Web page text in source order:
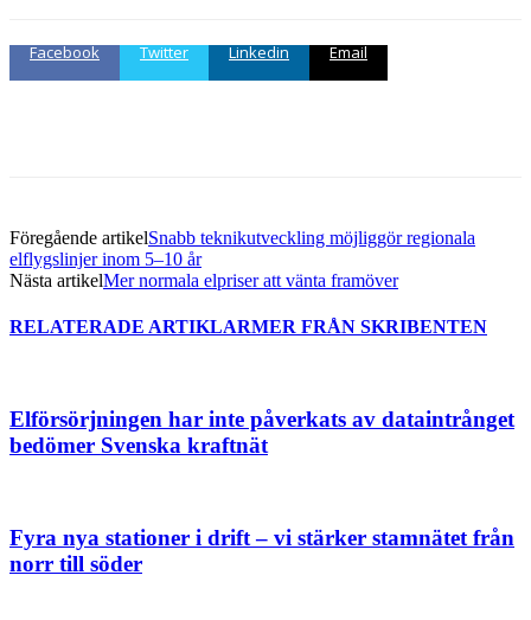
Facebook Twitter Linkedin Email
Föregående artikelSnabb teknikutveckling möjliggör regionala
elflygslinjer inom 5–10 år
Nästa artikelMer normala elpriser att vänta framöver
RELATERADE ARTIKLARMER FRÅN SKRIBENTEN
Elförsörjningen har inte påverkats av dataintrånget
bedömer Svenska kraftnät
Fyra nya stationer i drift – vi stärker stamnätet från
norr till söder